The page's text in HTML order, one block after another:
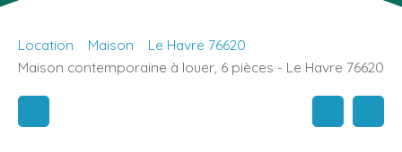
Location Maison
Le Havre 76620
Maison contemporaine à louer, 6 pièces - Le Havre 76620